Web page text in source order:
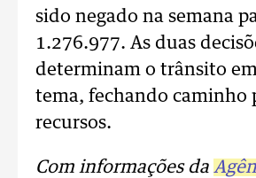
sido negado na semana
1.276.977. As duas
determinam o trânsito
tema, fechando caminho
recursos.
Com informações da